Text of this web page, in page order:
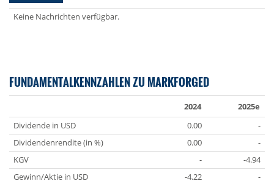
Keine Nachrichten verfügbar.
FUNDAMENTALKENNZAHLEN ZU MARKFORGED
2024
2025e
Dividende in USD
0.00
-
Dividendenrendite (in %)
0.00
-
KGV
-
-4.94
Gewinn/Aktie in USD
-4.22 -